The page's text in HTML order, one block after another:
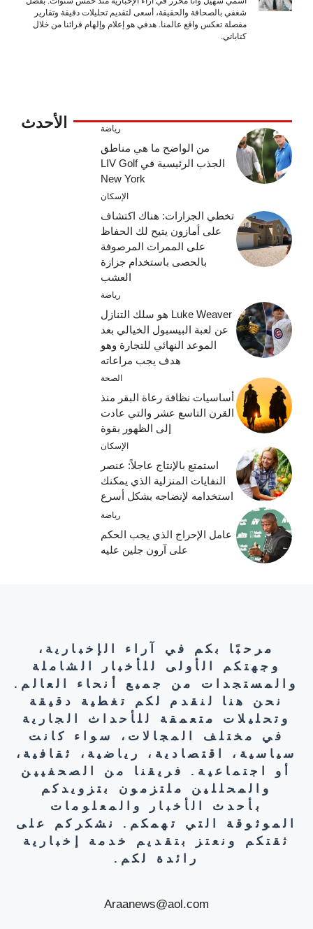
شغفي بالصحافة والحقيقة، أسعى لتقديم تحليلات دقيقة وتقارير
مفصلة تعكس واقع عالمنا. هدفي هو إعلام وإلهام قرائنا من خلال
كتاباتي.
الأحدث رياضة
من الواضح ما هي مناطق
الجذب الرئيسية في LIV Golf
New York
الإسكان
تخطي الجرارات: هناك اكتشاف
على أمازون يتيح لك الحفاظ
على الممرات المرصوفة
بالحصى باستخدام جزازة
العشب
رياضة
Luke Weaver هو سلك التنازل
عن لعبة البيسبول الخيالي بعد
الموعد النهائي للتجارة وهو
هدف يجب مراعاته
الصحة
أساسيات نظافة رعاة البقر منذ
القرن التاسع عشر والتي عادت
إلى الظهور بقوة
الإسكان
استمتع بالإنتاج عاجلاً: عنصر
النفايات المنزلية الذي يمكنك
استخدامه لإنضاجه بشكل أسرع
رياضة
عامل الإحراج الذي يجب الحكم
على آرون جلين عليه
مرحبًا بكم في آراء الإخبارية،
وجهتكم الأولى للأخبار الشاملة
والمستجدات من جميع أنحاء العالم.
نحن هنا لنقدم لكم تغطية دقيقة
وتحليلات متعمقة للأحداث الجارية
في مختلف المجالات، سواء كانت
سياسية، اقتصادية، رياضية، ثقافية،
أو اجتماعية. فريقنا من الصحفيين
والمحللين ملتزمون بتزويدكم
بأحدث الأخبار والمعلومات
الموثوقة التي تهمكم. نشكركم على
ثقتكم ونعتز بتقديم خدمة إخبارية
رائدة لكم.
Araanews@aol.com